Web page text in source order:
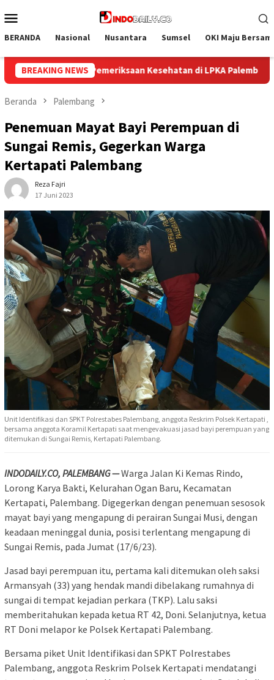
ke
Mobile
BERANDA Nasional Nusantara Sumsel OKI Maju
BREAKING NEWS
Palembang Mulai Langkah Baru, Lapas Palembang
Beranda Palembang
Penemuan Mayat Bayi Perempuan di
Sungai Remis, Gegerkan Warga
Kertapati Palembang
Reza Fajri
17 Juni 2023
Unit Identifikasi dan SPKT Polrestabes Palembang, anggota Reskrim Polsek Kertapati ,
bersama anggota Koramil Kertapati saat mengevakuasi jasad bayi perempuan yang
ditemukan di Sungai Remis, Kertapati Palembang.
INDODAILY.CO, PALEMBANG —Warga Jalan Ki Kemas Rindo,
Lorong Karya Bakti, Kelurahan Ogan Baru, Kecamatan
Kertapati, Palembang. Digegerkan dengan penemuan sesosok
mayat bayi yang mengapung di perairan Sungai Musi, dengan
keadaan meninggal dunia, posisi terlentang mengapung di
Sungai Remis, pada Jumat (17/6/23).
Jasad bayi perempuan itu, pertama kali ditemukan oleh saksi
Armansyah (33) yang hendak mandi dibelakang rumahnya di
sungai di tempat kejadian perkara (TKP). Lalu saksi
memberitahukan kepada ketua RT 42, Doni. Selanjutnya, ketua
RT Doni melapor ke Polsek Kertapati Palembang.
Bersama piket Unit Identifikasi dan SPKT Polrestabes
Palembang, anggota Reskrim Polsek Kertapati mendatangi